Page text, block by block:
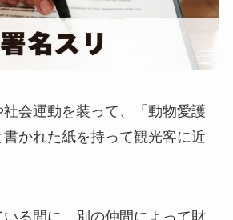
会運動を装って、「動物愛護
かれた紙を持って観光客に近
る間に、別の仲間によって財